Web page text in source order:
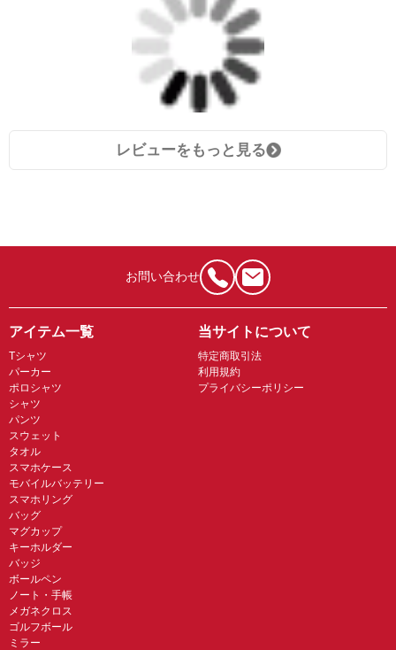
レビューをもっと見る
お問い合わせ
アイテム一覧
Tシャツ
パーカー
ポロシャツ
シャツ
パンツ
スウェット
タオル
スマホケース
モバイルバッテリー
スマホリング
バッグ
マグカップ
キーホルダー
バッジ
ボールペン
ノート・手帳
メガネクロス
ゴルフボール
ミラー
当サイトについて
特定商取引法
利用規約
プライバシーポリシー